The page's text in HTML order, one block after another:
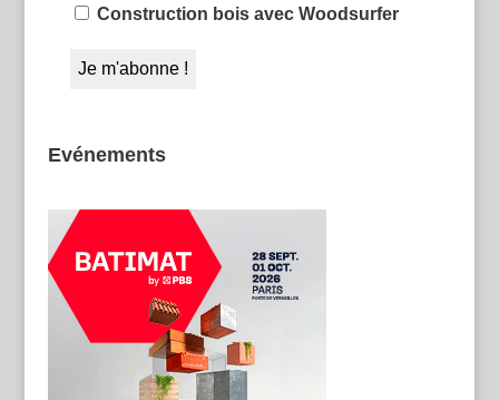
Construction bois avec Woodsurfer
Evénements